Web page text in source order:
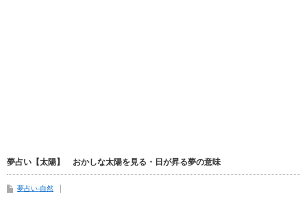
夢占い【太陽】 おかしな太陽を見る・日が昇る夢の意味
夢占い-自然